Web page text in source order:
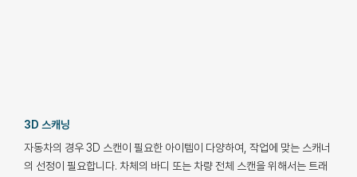
3D 스캐닝
자동차의 경우 3D 스캔이 필요한 아이템이 다양하여, 작업에 맞는 스캐너
의 선정이 필요합니다. 차체의 바디 또는 차량 전체 스캔을 위해서는 트래